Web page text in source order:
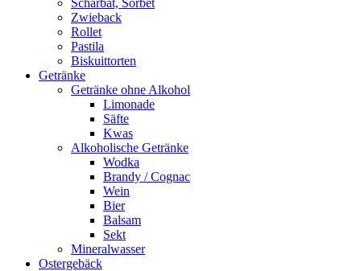
Scharbat, Sorbet
Zwieback
Rollet
Pastila
Biskuittorten
Getränke
Getränke ohne Alkohol
Limonade
Säfte
Kwas
Alkoholische Getränke
Wodka
Brandy / Cognac
Wein
Bier
Balsam
Sekt
Mineralwasser
Ostergebäck